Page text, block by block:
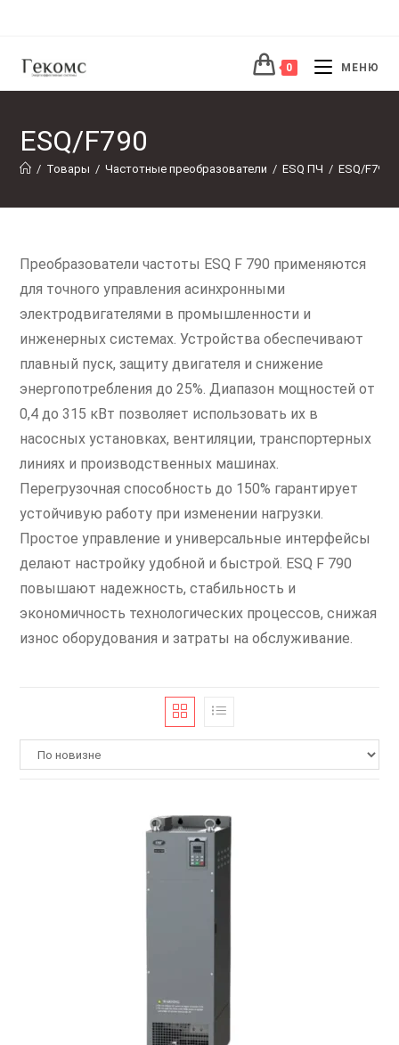
0 МЕНЮ
ESQ/F790
/ Товары / Частотные преобразователи / ESQ ПЧ / ESQ/F790
Преобразователи частоты ESQ F 790 применяются
для точного управления асинхронными
электродвигателями в промышленности и
инженерных системах. Устройства обеспечивают
плавный пуск, защиту двигателя и снижение
энергопотребления до 25%. Диапазон мощностей от
0,4 до 315 кВт позволяет использовать их в
насосных установках, вентиляции, транспортерных
линиях и производственных машинах.
Перегрузочная способность до 150% гарантирует
устойчивую работу при изменении нагрузки.
Простое управление и универсальные интерфейсы
делают настройку удобной и быстрой. ESQ F 790
повышают надежность, стабильность и
экономичность технологических процессов, снижая
износ оборудования и затраты на обслуживание.